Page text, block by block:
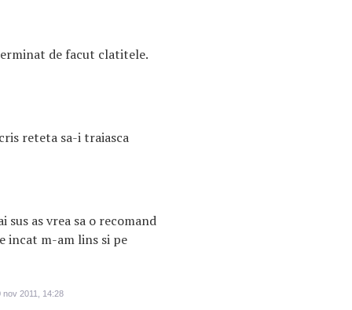
de facut clatitele.
reteta sa-i traiasca
sus as vrea sa o recomand
incat m-am lins si pe
2011, 14:28